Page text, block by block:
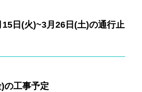
日(火)~3月26日(土)の通行止
の工事予定